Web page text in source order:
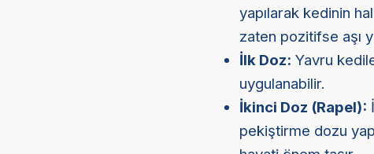
yapılarak kedinin
zaten pozitifse aşı
İlk Doz: Yavru
uygulanabilir.
İkinci Doz (Rapel):
pekiştirme dozu